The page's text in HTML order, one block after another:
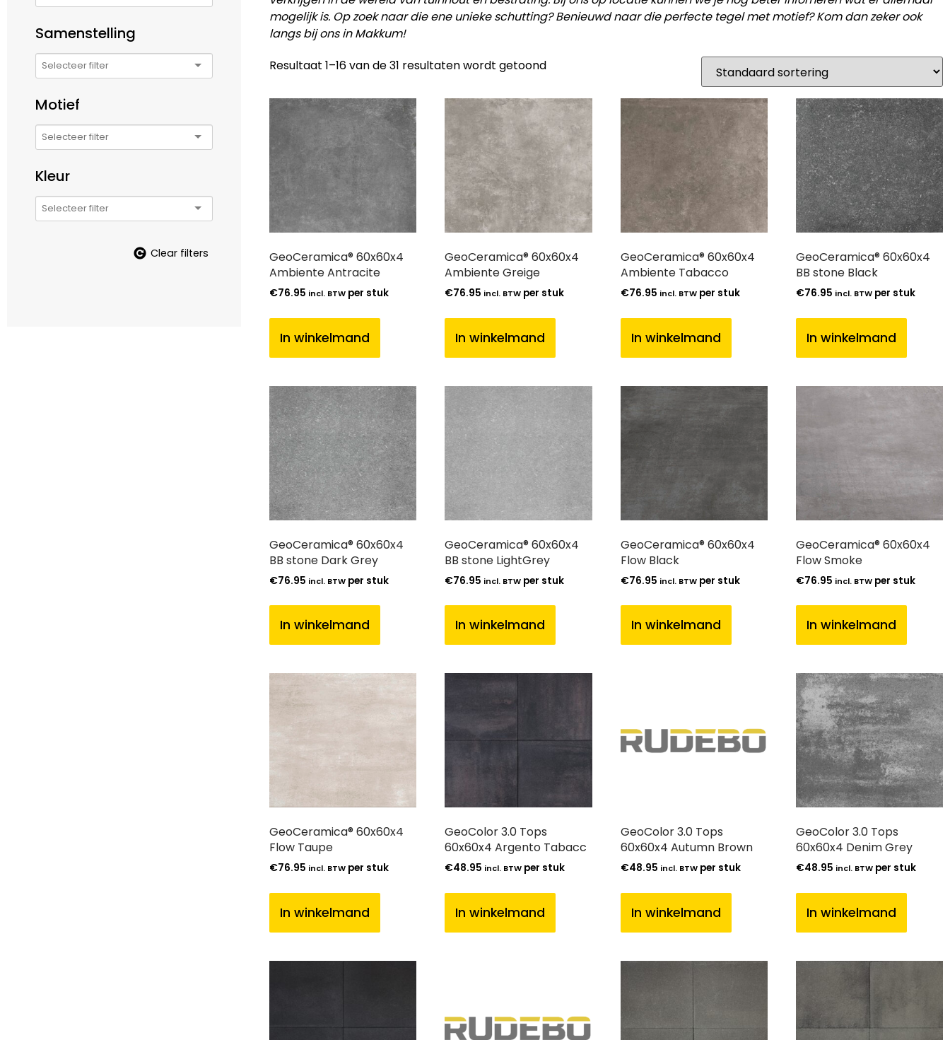
Samenstelling
Motief
Kleur
Clear filters
mogelijk is. Op zoek naar die ene unieke schutting? Benieuwd naar die perfecte tegel met motief? Kom dan zeker ook
langs bij ons in Makkum!
Resultaat 1–16 van de 31 resultaten wordt getoond
GeoCeramica® 60x60x4
Ambiente Antracite
€76.95 incl. BTW per stuk
In winkelmand
GeoCeramica® 60x60x4
Ambiente Greige
€76.95 incl. BTW per stuk
In winkelmand
GeoCeramica® 60x60x4
Ambiente Tabacco
€76.95 incl. BTW per stuk
In winkelmand
GeoCeramica® 60x60x4
BB stone Black
€76.95 incl. BTW per stuk
In winkelmand
GeoCeramica® 60x60x4
BB stone Dark Grey
€76.95 incl. BTW per stuk
In winkelmand
GeoCeramica® 60x60x4
BB stone LightGrey
€76.95 incl. BTW per stuk
In winkelmand
GeoCeramica® 60x60x4
Flow Black
€76.95 incl. BTW per stuk
In winkelmand
GeoCeramica® 60x60x4
Flow Smoke
€76.95 incl. BTW per stuk
In winkelmand
GeoCeramica® 60x60x4
Flow Taupe
€76.95 incl. BTW per stuk
In winkelmand
GeoColor 3.0 Tops
60x60x4 Argento Tabacc
€48.95 incl. BTW per stuk
In winkelmand
GeoColor 3.0 Tops
60x60x4 Autumn Brown
€48.95 incl. BTW per stuk
In winkelmand
GeoColor 3.0 Tops
60x60x4 Denim Grey
€48.95 incl. BTW per stuk
In winkelmand